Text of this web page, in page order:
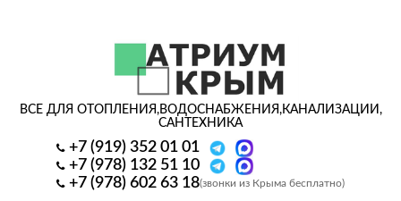
ВСЕ ДЛЯ ОТОПЛЕНИЯ,ВОДОСНАБЖЕНИЯ,КАНАЛИЗАЦИИ,
САНТЕХНИКА
+7 (919) 352 01 01
+7 (978) 132 51 10
+7 (978) 602 63 18(звонки из Крыма бесплатно)